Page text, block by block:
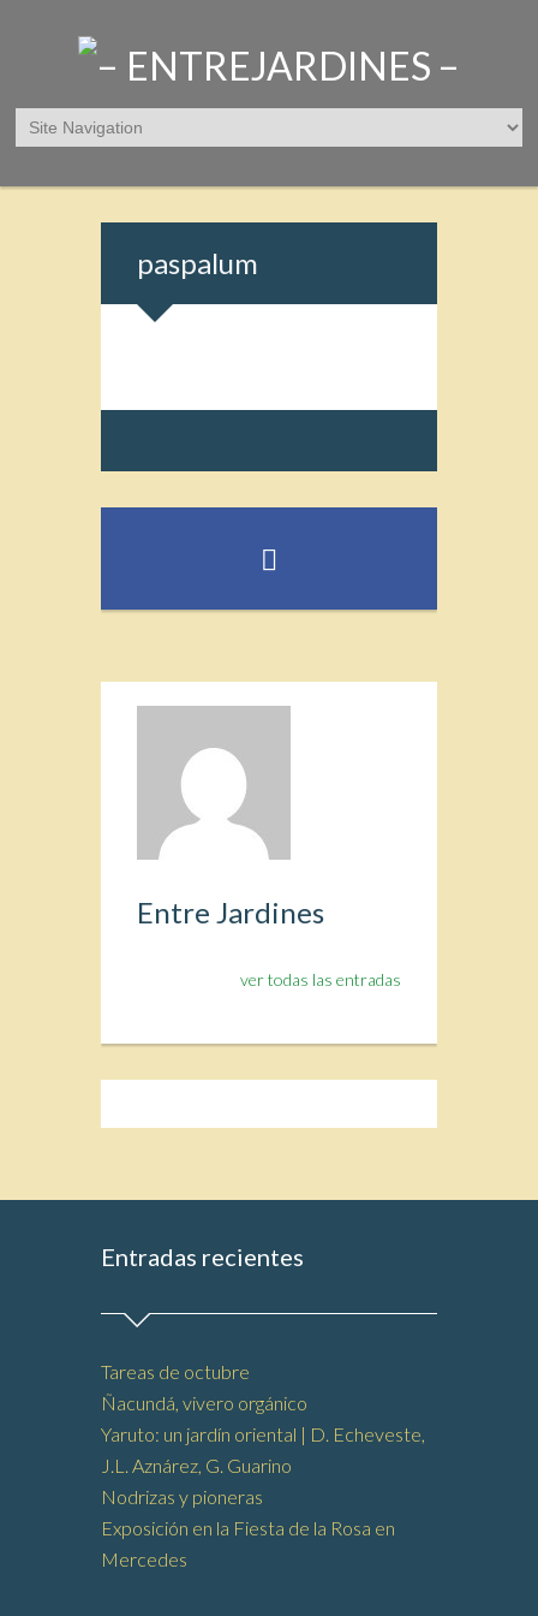
paspalum
Entre Jardines
ver todas las entradas
Entradas recientes
Tareas de octubre
Ñacundá, vivero orgánico
Yaruto: un jardín oriental | D. Echeveste,
J.L. Aznárez, G. Guarino
Nodrizas y pioneras
Exposición en la Fiesta de la Rosa en
Mercedes